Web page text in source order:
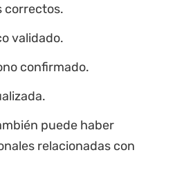
correctos.
validado.
confirmado.
puede haber
relacionadas con